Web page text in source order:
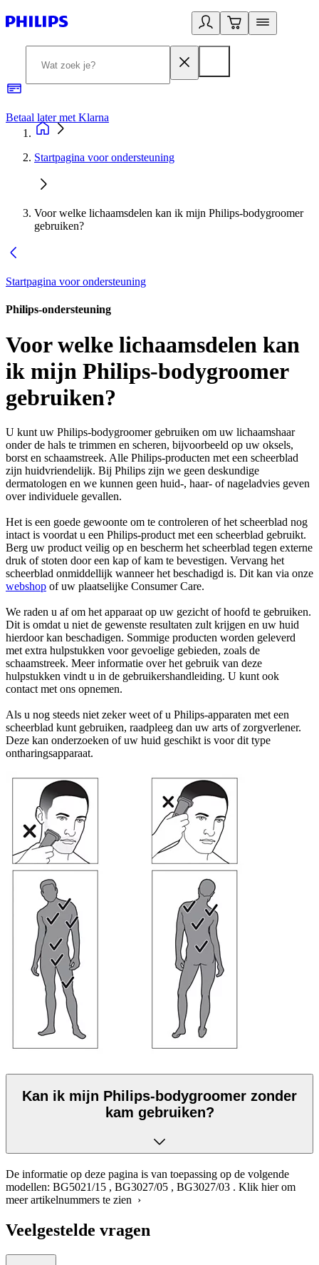
Betaal later met Klarna
Startpagina voor ondersteuning
Voor welke lichaamsdelen kan ik mijn Philips-bodygroomer
gebruiken?
Startpagina voor ondersteuning
Philips-ondersteuning
Voor welke lichaamsdelen kan
ik mijn Philips-bodygroomer
gebruiken?
U kunt uw Philips-bodygroomer gebruiken om uw lichaamshaar
onder de hals te trimmen en scheren, bijvoorbeeld op uw oksels,
borst en schaamstreek. Alle Philips-producten met een scheerblad
zijn huidvriendelijk. Bij Philips zijn we geen deskundige
dermatologen en we kunnen geen huid-, haar- of nageladvies geven
over individuele gevallen.
Het is een goede gewoonte om te controleren of het scheerblad nog
intact is voordat u een Philips-product met een scheerblad gebruikt.
Berg uw product veilig op en bescherm het scheerblad tegen externe
druk of stoten door een kap of kam te bevestigen. Vervang het
scheerblad onmiddellijk wanneer het beschadigd is. Dit kan via onze
webshop of uw plaatselijke Consumer Care.
We raden u af om het apparaat op uw gezicht of hoofd te gebruiken.
Dit is omdat u niet de gewenste resultaten zult krijgen en uw huid
hierdoor kan beschadigen. Sommige producten worden geleverd
met extra hulpstukken voor gevoelige gebieden, zoals de
schaamstreek. Meer informatie over het gebruik van deze
hulpstukken vindt u in de gebruikershandleiding. U kunt ook
contact met ons opnemen.
Als u nog steeds niet zeker weet of u Philips-apparaten met een
scheerblad kunt gebruiken, raadpleeg dan uw arts of zorgverlener.
Deze kan onderzoeken of uw huid geschikt is voor dit type
ontharingsapparaat.
Kan ik mijn Philips-bodygroomer zonder
kam gebruiken?
De informatie op deze pagina is van toepassing op de volgende
modellen: BG5021/15 , BG3027/05 , BG3027/03 . Klik hier om
meer artikelnummers te zien ›
Veelgestelde vragen